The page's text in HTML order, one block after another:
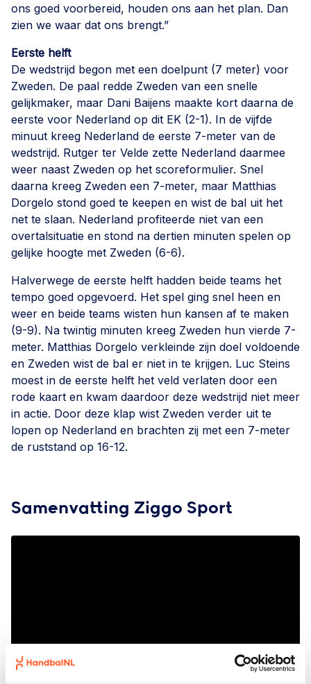
ons goed voorbereid, houden ons aan het plan. Dan
zien we waar dat ons brengt.”
Eerste helft
De wedstrijd begon met een doelpunt (7 meter) voor
Zweden. De paal redde Zweden van een snelle
gelijkmaker, maar Dani Baijens maakte kort daarna de
eerste voor Nederland op dit EK (2-1). In de vijfde
minuut kreeg Nederland de eerste 7-meter van de
wedstrijd. Rutger ter Velde zette Nederland daarmee
weer naast Zweden op het scoreformulier. Snel
daarna kreeg Zweden een 7-meter, maar Matthias
Dorgelo stond goed te keepen en wist de bal uit het
net te slaan. Nederland profiteerde niet van een
overtalsituatie en stond na dertien minuten spelen op
gelijke hoogte met Zweden (6-6).
Halverwege de eerste helft hadden beide teams het
tempo goed opgevoerd. Het spel ging snel heen en
weer en beide teams wisten hun kansen af te maken
(9-9). Na twintig minuten kreeg Zweden hun vierde 7-
meter. Matthias Dorgelo verkleinde zijn doel voldoende
en Zweden wist de bal er niet in te krijgen. Luc Steins
moest in de eerste helft het veld verlaten door een
rode kaart en kwam daardoor deze wedstrijd niet meer
in actie. Door deze klap wist Zweden verder uit te
lopen op Nederland en brachten zij met een 7-meter
de ruststand op 16-12.
Samenvatting Ziggo Sport